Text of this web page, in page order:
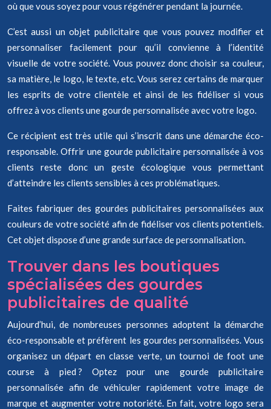
où que vous soyez pour vous régénérer pendant la journée.
C’est aussi un objet publicitaire que vous pouvez modifier et
personnaliser facilement pour qu’il convienne à l’identité
visuelle de votre société. Vous pouvez donc choisir sa couleur,
sa matière, le logo, le texte, etc. Vous serez certains de marquer
les esprits de votre clientèle et ainsi de les fidéliser si vous
offrez à vos clients une gourde personnalisée avec votre logo.
Ce récipient est très utile qui s’inscrit dans une démarche éco-
responsable. Offrir une gourde publicitaire personnalisée à vos
clients reste donc un geste écologique vous permettant
d’atteindre les clients sensibles à ces problématiques.
Faites fabriquer des gourdes publicitaires personnalisées aux
couleurs de votre société afin de fidéliser vos clients potentiels.
Cet objet dispose d’une grande surface de personnalisation.
Trouver dans les boutiques
spécialisées des gourdes
publicitaires de qualité
Aujourd’hui, de nombreuses personnes adoptent la démarche
éco-responsable et préfèrent les gourdes personnalisées. Vous
organisez un départ en classe verte, un tournoi de foot une
course à pied ? Optez pour une gourde publicitaire
personnalisée afin de véhiculer rapidement votre image de
marque et augmenter votre notoriété. En fait, votre logo sera